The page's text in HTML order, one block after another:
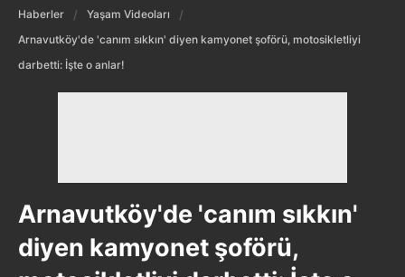
Haberler
Yaşam Videoları
Arnavutköy'de 'canım sıkkın' diyen kamyonet şoförü, motosikletliyi
darbetti: İşte o anlar!
Arnavutköy'de 'canım sıkkın'
diyen kamyonet şoförü,